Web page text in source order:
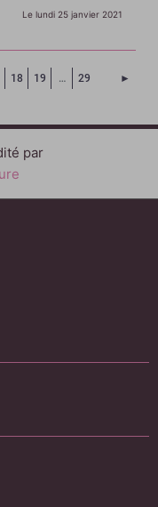
Le lundi 25 janvier 2021
(Page courante)
18 19 … 29 ►
par